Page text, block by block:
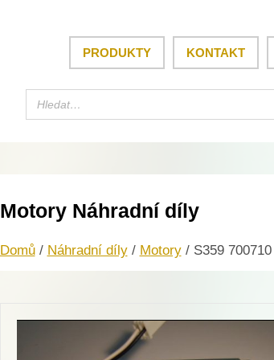
PRODUKTY KONTAKT
Motory Náhradní díly
Domů/ Náhradní díly/ Motory/ S359